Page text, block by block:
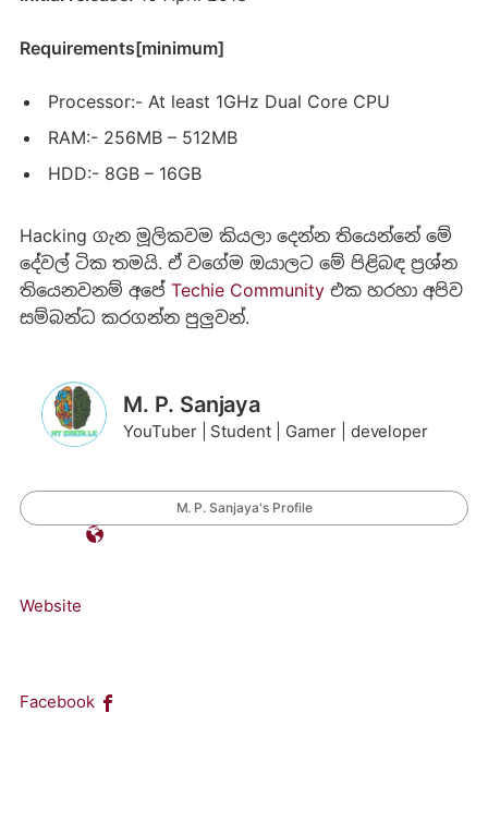
Requirements[minimum]
Processor:- At least 1GHz Dual Core CPU
RAM:- 256MB – 512MB
HDD:- 8GB – 16GB
Hacking ගැන මූලිකවම කියලා දෙන්න තියෙන්නේ මේ
දේවල් ටික තමයි. ඒ වගේම ඔයාලට මේ පිළිබඳ ප්‍රශ්න
තියෙනවනම් අපේ Techie Communityඑක හරහා අපිව
සම්බන්ධ කරගන්න පුලුවන්.
M. P. Sanjaya
YouTuber | Student | Gamer | developer
M. P. Sanjaya's Profile
Website
Facebook